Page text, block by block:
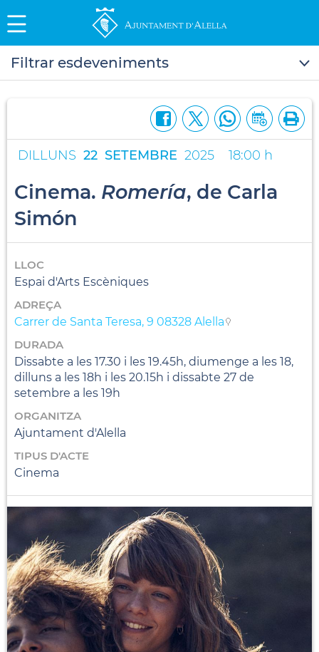
Filtrar esdeveniments
DILLUNS 22 SETEMBRE 2025 18:00 h
Cinema. Romería, de Carla
Simón
LLOC
Espai d'Arts Escèniques
ADREÇA
Carrer de Santa Teresa, 9 08328 Alella
DURADA
Dissabte a les 17.30 i les 19.45h, diumenge a les 18,
dilluns a les 18h i les 20.15h i dissabte 27 de
setembre a les 19h
ORGANITZA
Ajuntament d'Alella
TIPUS D'ACTE
Cinema